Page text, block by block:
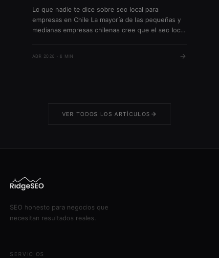
Lo que nadie te dice sobre seo local para
empresas en Chile La mayoría de las pequeñas y
medianas empresas chilenas cree que el seo local
en Google generan visitas o llamadas a empresas,
ABR 2026 · 8 MIN
VER TODOS LOS ARTÍCULOS
SEO honesto para negocios que
necesitan resultados reales.
SERVICIOS